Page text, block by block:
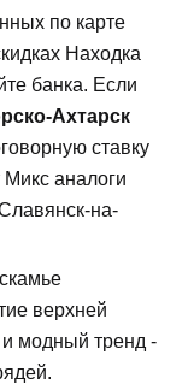
по карте
Находка
банка. Если
Ахтарск
ставку
аналоги
на-
верхней
модный тренд -